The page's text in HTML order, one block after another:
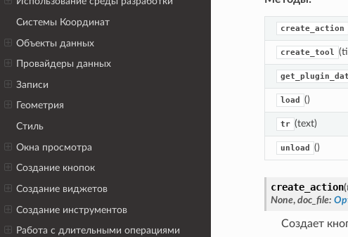
Системы Координат
Объекты данных
Провайдеры данных
Записи
Геометрия
Стиль
Окна просмотра
Создание кнопок
Создание виджетов
Создание инструментов
Работа с длительными операциями
create_action
create_tool
load ()
tr (text)
unload ()
create_action(
None, doc_file:
Создает